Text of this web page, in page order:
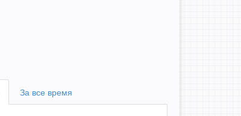
За все время